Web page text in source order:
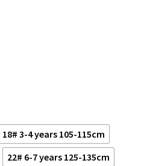
18# 3-4 years 105-115cm
22# 6-7 years 125-135cm